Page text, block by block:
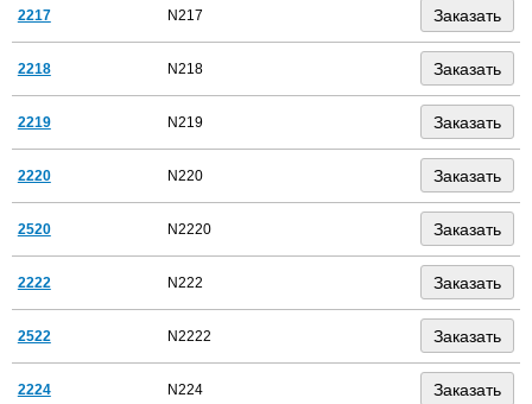
2217 N217
2218 N218
2219 N219
2220 N220
2520 N2220
2222 N222
2522 N2222
2224 N224